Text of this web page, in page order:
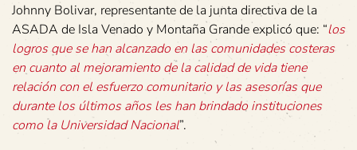
Johnny Bolivar, representante de la junta directiva de la
ASADA de Isla Venado y Montaña Grande explicó que: “los
logros que se han alcanzado en las comunidades costeras
en cuanto al mejoramiento de la calidad de vida tiene
relación con el esfuerzo comunitario y las asesorías que
durante los últimos años les han brindado instituciones
como la Universidad Nacional”.